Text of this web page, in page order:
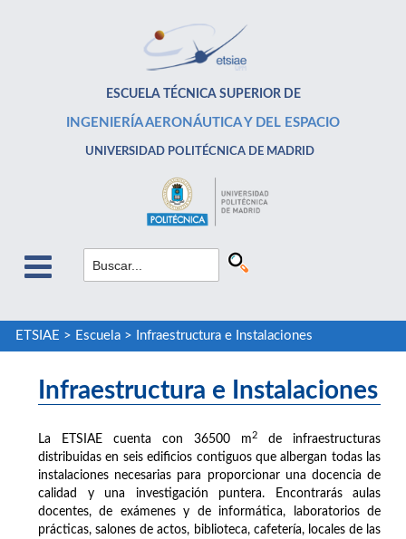
ESCUELA TÉCNICA SUPERIOR DE
INGENIERÍA AERONÁUTICA Y DEL ESPACIO
UNIVERSIDAD POLITÉCNICA DE MADRID
ETSIAE > Escuela> Infraestructura e Instalaciones
Infraestructura e Instalaciones
La ETSIAE cuenta con 36500 m2
de infraestructuras
distribuidas en seis edificios contiguos que albergan todas las
instalaciones necesarias para proporcionar una docencia de
calidad y una investigación puntera. Encontrarás aulas
docentes, de exámenes y de informática, laboratorios de
prácticas, salones de actos, biblioteca, cafetería, locales de las